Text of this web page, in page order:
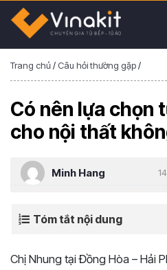
Trang chủ/ Câu hỏi thường gặp/
Có nên lựa chọn
cho nội thất
Minh Hang
Tóm tắt nội dung
Chị Nhung tại Đồng Hòa – Hải